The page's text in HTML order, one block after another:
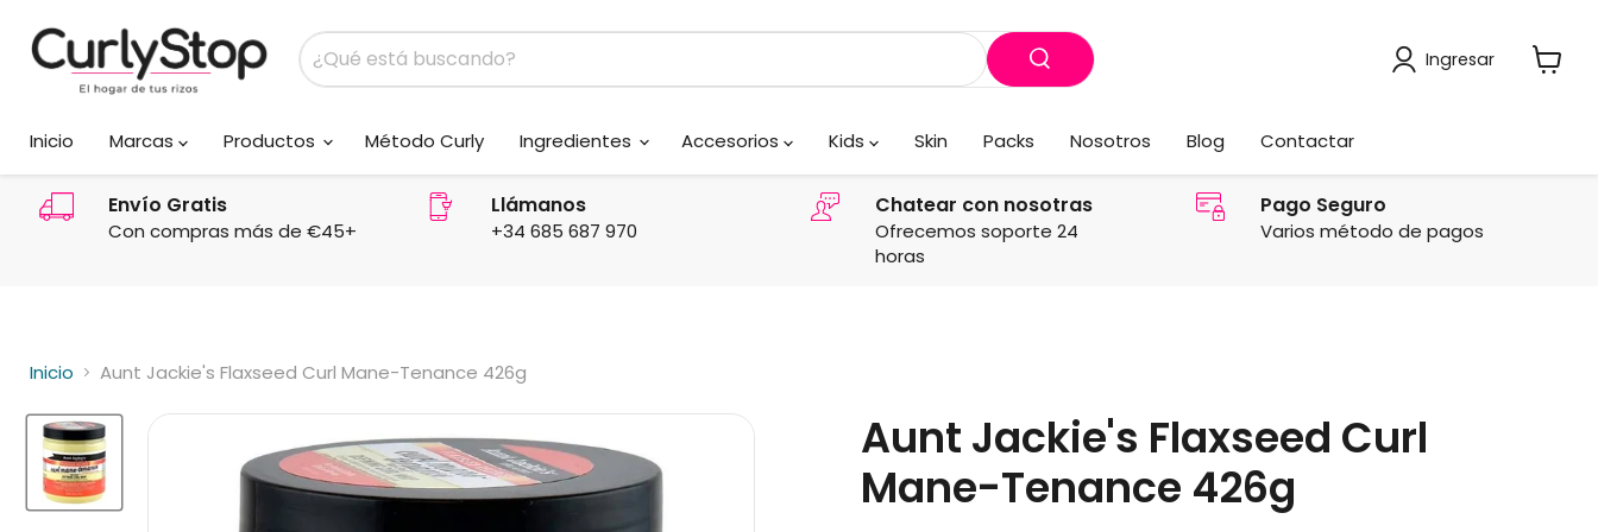
Ingresar
Inicio
Marcas Productos Método Curly Ingredientes Accesorios Kids Skin Packs Nosotros Blog Contactar
Envío Gratis
Con compras más de €45+
Llámanos
+34 685 687 970
Chatear con nosotras
Ofrecemos soporte 24
horas
Pago Seguro
Varios método de pagos
Inicio Aunt Jackie's Flaxseed Curl Mane-Tenance 426g
Aunt Jackie's Flaxseed Curl
Mane-Tenance 426g